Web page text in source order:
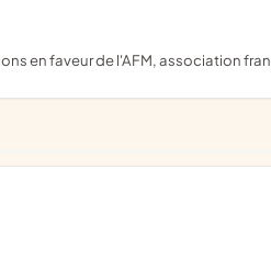
en faveur de l'AFM, association